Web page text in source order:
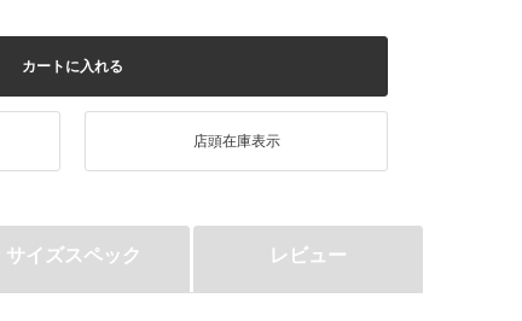
カートに入れる
店頭在庫表示
サイズスペック レビュー